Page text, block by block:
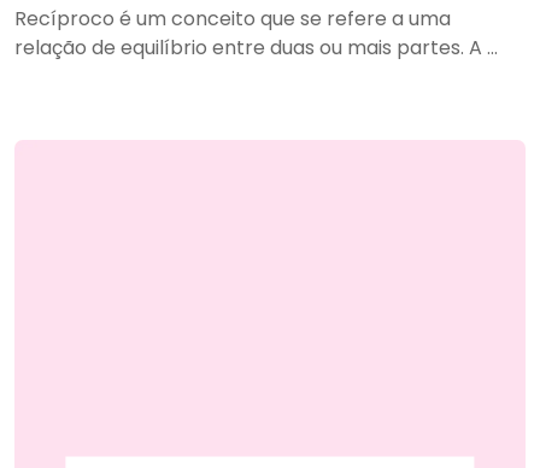
Recíproco é um conceito que se refere a uma
relação de equilíbrio entre duas ou mais partes. A ...